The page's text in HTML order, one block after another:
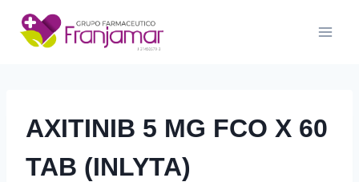
Saltar
contenido
AXITINIB 5 MG FCO X 60
TAB (INLYTA)